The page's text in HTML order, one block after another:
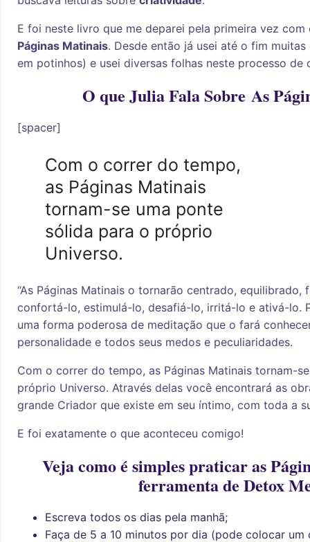
E foi neste livro que me deparei pela primeira vez
Páginas Matinais. Desde então já usei até o fim
em potinhos) e usei diversas folhas neste processo de
O que Julia Fala Sobre As
[spacer]
Com o correr do tempo,
as Páginas Matinais
tornam-se uma ponte
sólida para o próprio
Universo.
“As Páginas Matinais o tornarão centrado,
confortá-lo, estimulá-lo, desafiá-lo, irritá-lo e ativá-lo.
uma forma poderosa de meditação que o fará
personalidade e todos seus medos e peculiaridades.
Com o correr do tempo, as Páginas Matinais tornam-
próprio Universo. Através delas você encontrará as
grande Criador que existe em seu íntimo, com toda a
E foi exatamente o que aconteceu comigo!
Veja como é simples praticar as
ferramenta de Detox
Escreva todos os dias pela manhã;
Faça de 5 a 10 minutos por dia (pode colocar